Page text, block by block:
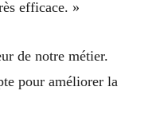
efficace. »
de notre métier.
pour améliorer la